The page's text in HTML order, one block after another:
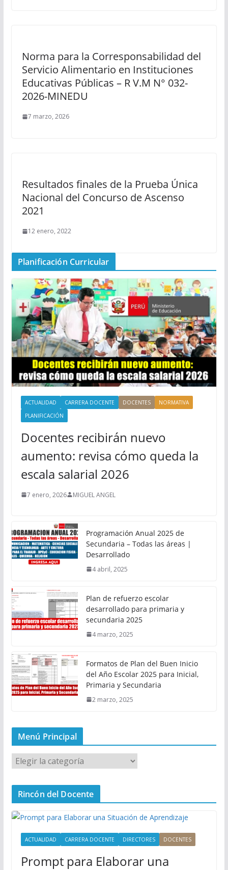
Norma para la Corresponsabilidad del
Servicio Alimentario en Instituciones
Educativas Públicas – R V.M N° 032-
2026-MINEDU
7 marzo, 2026
Resultados finales de la Prueba Única
Nacional del Concurso de Ascenso
2021
12 enero, 2022
Planificación Curricular
ACTUALIDAD CARRERA DOCENTE DOCENTES
NORMATIVA
PLANIFICACIÓN
Docentes recibirán nuevo
aumento: revisa cómo queda la
escala salarial 2026
7 enero, 2026 MIGUEL ANGEL
Programación Anual 2025 de
Secundaria – Todas las áreas |
Desarrollado
4 abril, 2025
Plan de refuerzo escolar
desarrollado para primaria y
secundaria 2025
4 marzo, 2025
Formatos de Plan del Buen Inicio
del Año Escolar 2025 para Inicial,
Primaria y Secundaria
2 marzo, 2025
Menú Principal
M
e
n
P
Rincón del Docente
ACTUALIDAD CARRERA DOCENTE DIRECTORES DOCENTES
Prompt para Elaborar una